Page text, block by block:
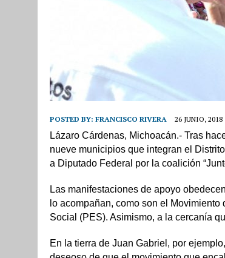
POSTED BY: FRANCISCO RIVERA 26 JUNIO, 2018
Lázaro Cárdenas, Michoacán.- Tras
nueve municipios que integran el
a Diputado Federal por la coalición
Las manifestaciones de apoyo
lo acompañan, como son el
Social (PES). Asimismo, a la cercanía
En la tierra de Juan Gabriel, por